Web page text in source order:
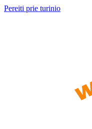
Pereiti prie turinio